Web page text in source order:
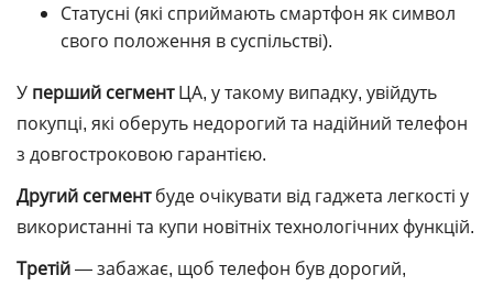
Статусні (які сприймають смартфон як символ
свого положення в суспільстві).
У перший сегментЦА, у такому випадку, увійдуть
покупці, які оберуть недорогий та надійний телефон
з довгостроковою гарантією.
Другий сегментбуде очікувати від гаджета легкості у
використанні та купи новітніх технологічних функцій.
Третій― забажає, щоб телефон був дорогий,